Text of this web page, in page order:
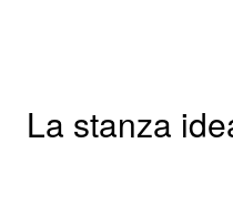
La stanza